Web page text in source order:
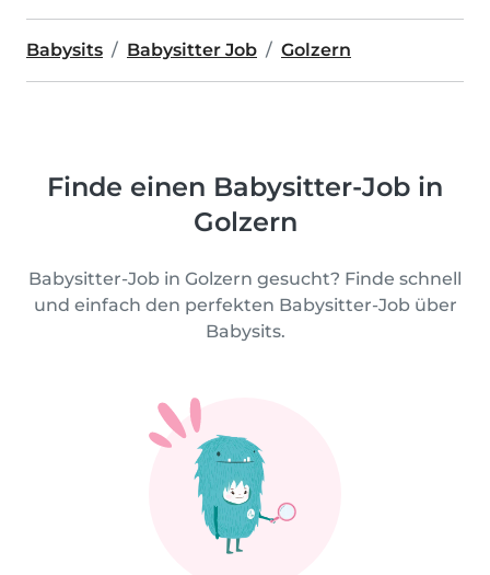
Babysits Babysitter Job Golzern
Finde einen Babysitter-Job in
Golzern
Babysitter-Job in Golzern gesucht? Finde schnell
und einfach den perfekten Babysitter-Job über
Babysits.